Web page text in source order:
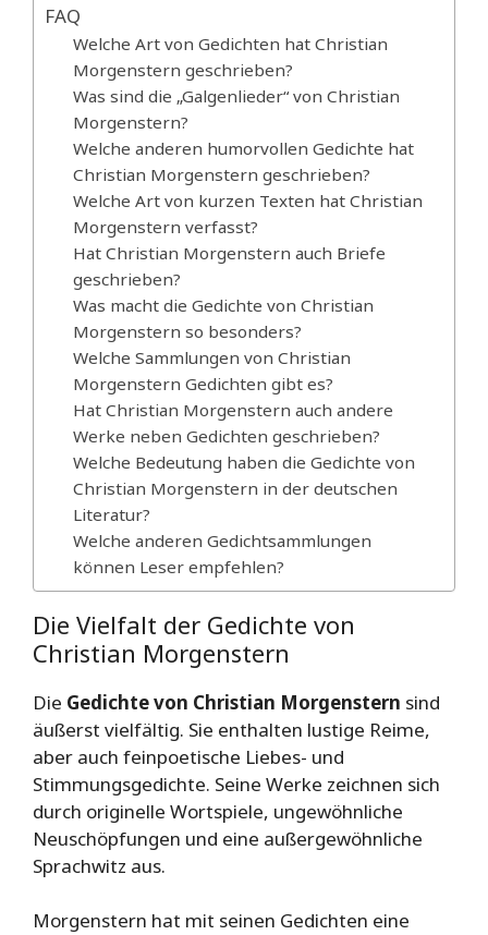
FAQ
Welche Art von Gedichten hat Christian
Morgenstern geschrieben?
Was sind die „Galgenlieder“ von Christian
Morgenstern?
Welche anderen humorvollen Gedichte hat
Christian Morgenstern geschrieben?
Welche Art von kurzen Texten hat Christian
Morgenstern verfasst?
Hat Christian Morgenstern auch Briefe
geschrieben?
Was macht die Gedichte von Christian
Morgenstern so besonders?
Welche Sammlungen von Christian
Morgenstern Gedichten gibt es?
Hat Christian Morgenstern auch andere
Werke neben Gedichten geschrieben?
Welche Bedeutung haben die Gedichte von
Christian Morgenstern in der deutschen
Literatur?
Welche anderen Gedichtsammlungen
können Leser empfehlen?
Die Vielfalt der Gedichte von
Christian Morgenstern
Die Gedichte von Christian Morgenstern sind
äußerst vielfältig. Sie enthalten lustige Reime,
aber auch feinpoetische Liebes- und
Stimmungsgedichte. Seine Werke zeichnen sich
durch originelle Wortspiele, ungewöhnliche
Neuschöpfungen und eine außergewöhnliche
Sprachwitz aus.
Morgenstern hat mit seinen Gedichten eine